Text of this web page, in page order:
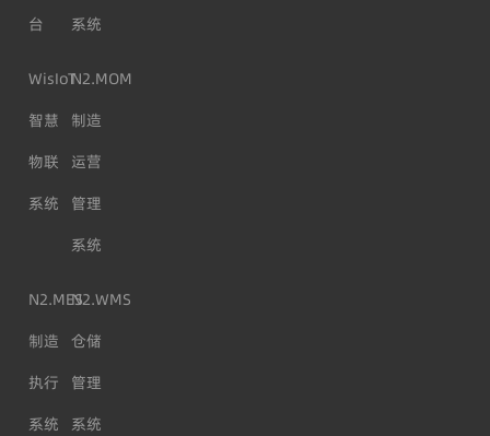
台
系统
WisIoT
智慧
物联
系统
N2.MOM
制造
运营
管理
系统
N2.MES
制造
执行
系统
N2.WMS
仓储
管理
系统